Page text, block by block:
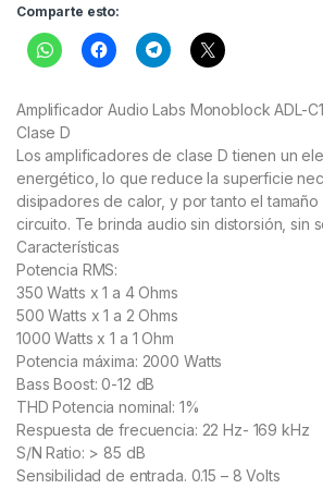
Comparte esto:
Amplificador Audio Labs Monoblock ADL-
Clase D
Los amplificadores de clase D tienen un
energético, lo que reduce la superficie
disipadores de calor, y por tanto el
circuito. Te brinda audio sin distorsión, sin
Características
Potencia RMS:
350 Watts x 1 a 4 Ohms
500 Watts x 1 a 2 Ohms
1000 Watts x 1 a 1 Ohm
Potencia máxima: 2000 Watts
Bass Boost: 0-12 dB
THD Potencia nominal: 1%
Respuesta de frecuencia: 22 Hz- 169 kHz
S/N Ratio: > 85 dB
Sensibilidad de entrada. 0.15 – 8 Volts